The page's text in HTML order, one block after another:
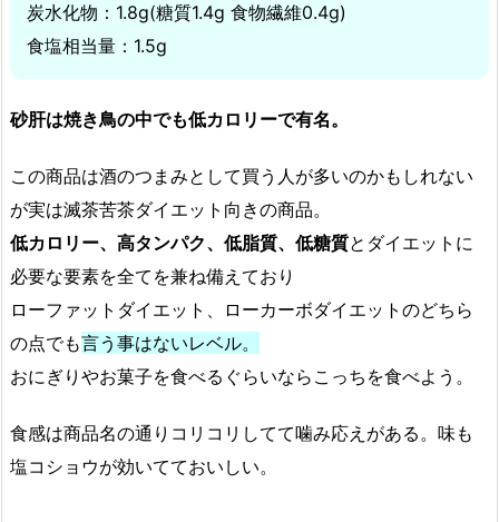
炭水化物：1.8g(糖質1.4g 食物繊維0.4g)
食塩相当量：1.5g
砂肝は焼き鳥の中でも低カロリーで有名。
この商品は酒のつまみとして買う人が多いのかもしれない
が実は滅茶苦茶ダイエット向きの商品。
低カロリー、高タンパク、低脂質、低糖質とダイエットに
必要な要素を全てを兼ね備えており
ローファットダイエット、ローカーボダイエットのどちら
の点でも言う事はないレベル。
おにぎりやお菓子を食べるぐらいならこっちを食べよう。
食感は商品名の通りコリコリしてて噛み応えがある。味も
塩コショウが効いてておいしい。